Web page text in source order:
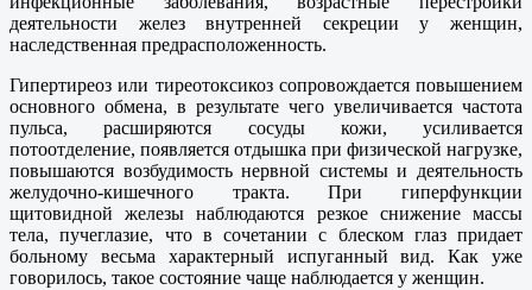
деятельности желез внутренней секреции у женщин,
наследственная предрасположенность.
Гипертиреоз или тиреотоксикоз сопровождается повышением
основного обмена, в результате чего увеличивается частота
пульса, расширяются сосуды кожи, усиливается
потоотделение, появляется отдышка при физической нагрузке,
повышаются возбудимость нервной системы и деятельность
желудочно-кишечного тракта. При гиперфункции
щитовидной железы наблюдаются резкое снижение массы
тела, пучеглазие, что в сочетании с блеском глаз придает
больному весьма характерный испуганный вид. Как уже
говорилось, такое состояние чаще наблюдается у женщин.